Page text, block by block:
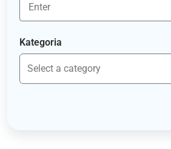
Kategoria